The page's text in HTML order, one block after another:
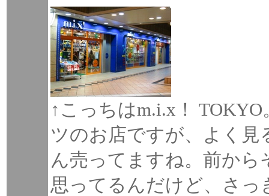
↑こっちはm.i.x！
ツのお店ですが、よく
ん売ってますね。前か
思ってるんだけど、さっ